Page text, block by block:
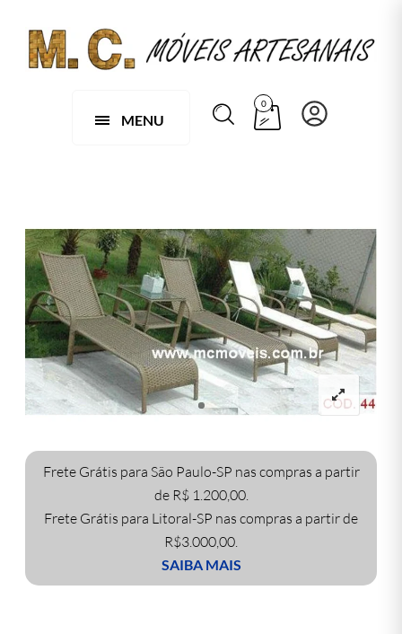
MENU
0
Frete Grátis para São Paulo-SP nas compras a partir
de R$ 1.200,00.
Frete Grátis para Litoral-SP nas compras a partir de
R$3.000,00.
SAIBA MAIS